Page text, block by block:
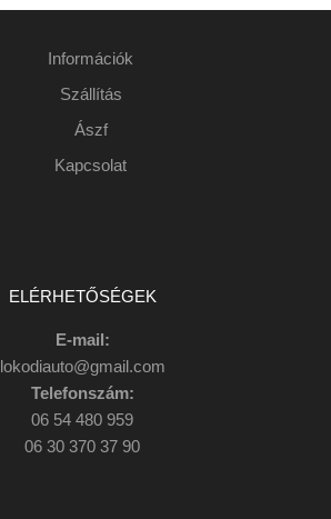
Információk
Szállítás
Ászf
Kapcsolat
ELÉRHETŐSÉGEK
E-mail:
lokodiauto@gmail.com
Telefonszám:
06 54 480 959
06 30 370 37 90